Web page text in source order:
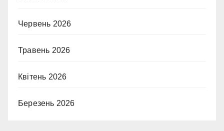
Червень 2026
Травень 2026
Квітень 2026
Березень 2026